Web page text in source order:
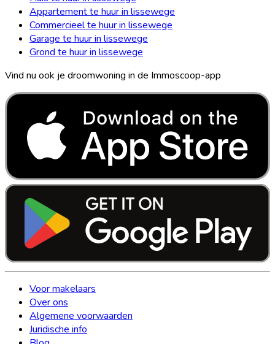
Appartement te huur in lissewege
Commercieel te huur in lissewege
Garage te huur in lissewege
Grond te huur in lissewege
Vind nu ook je droomwoning in de Immoscoop-app
Voor makelaars
Over ons
Algemene voorwaarden
Juridische info